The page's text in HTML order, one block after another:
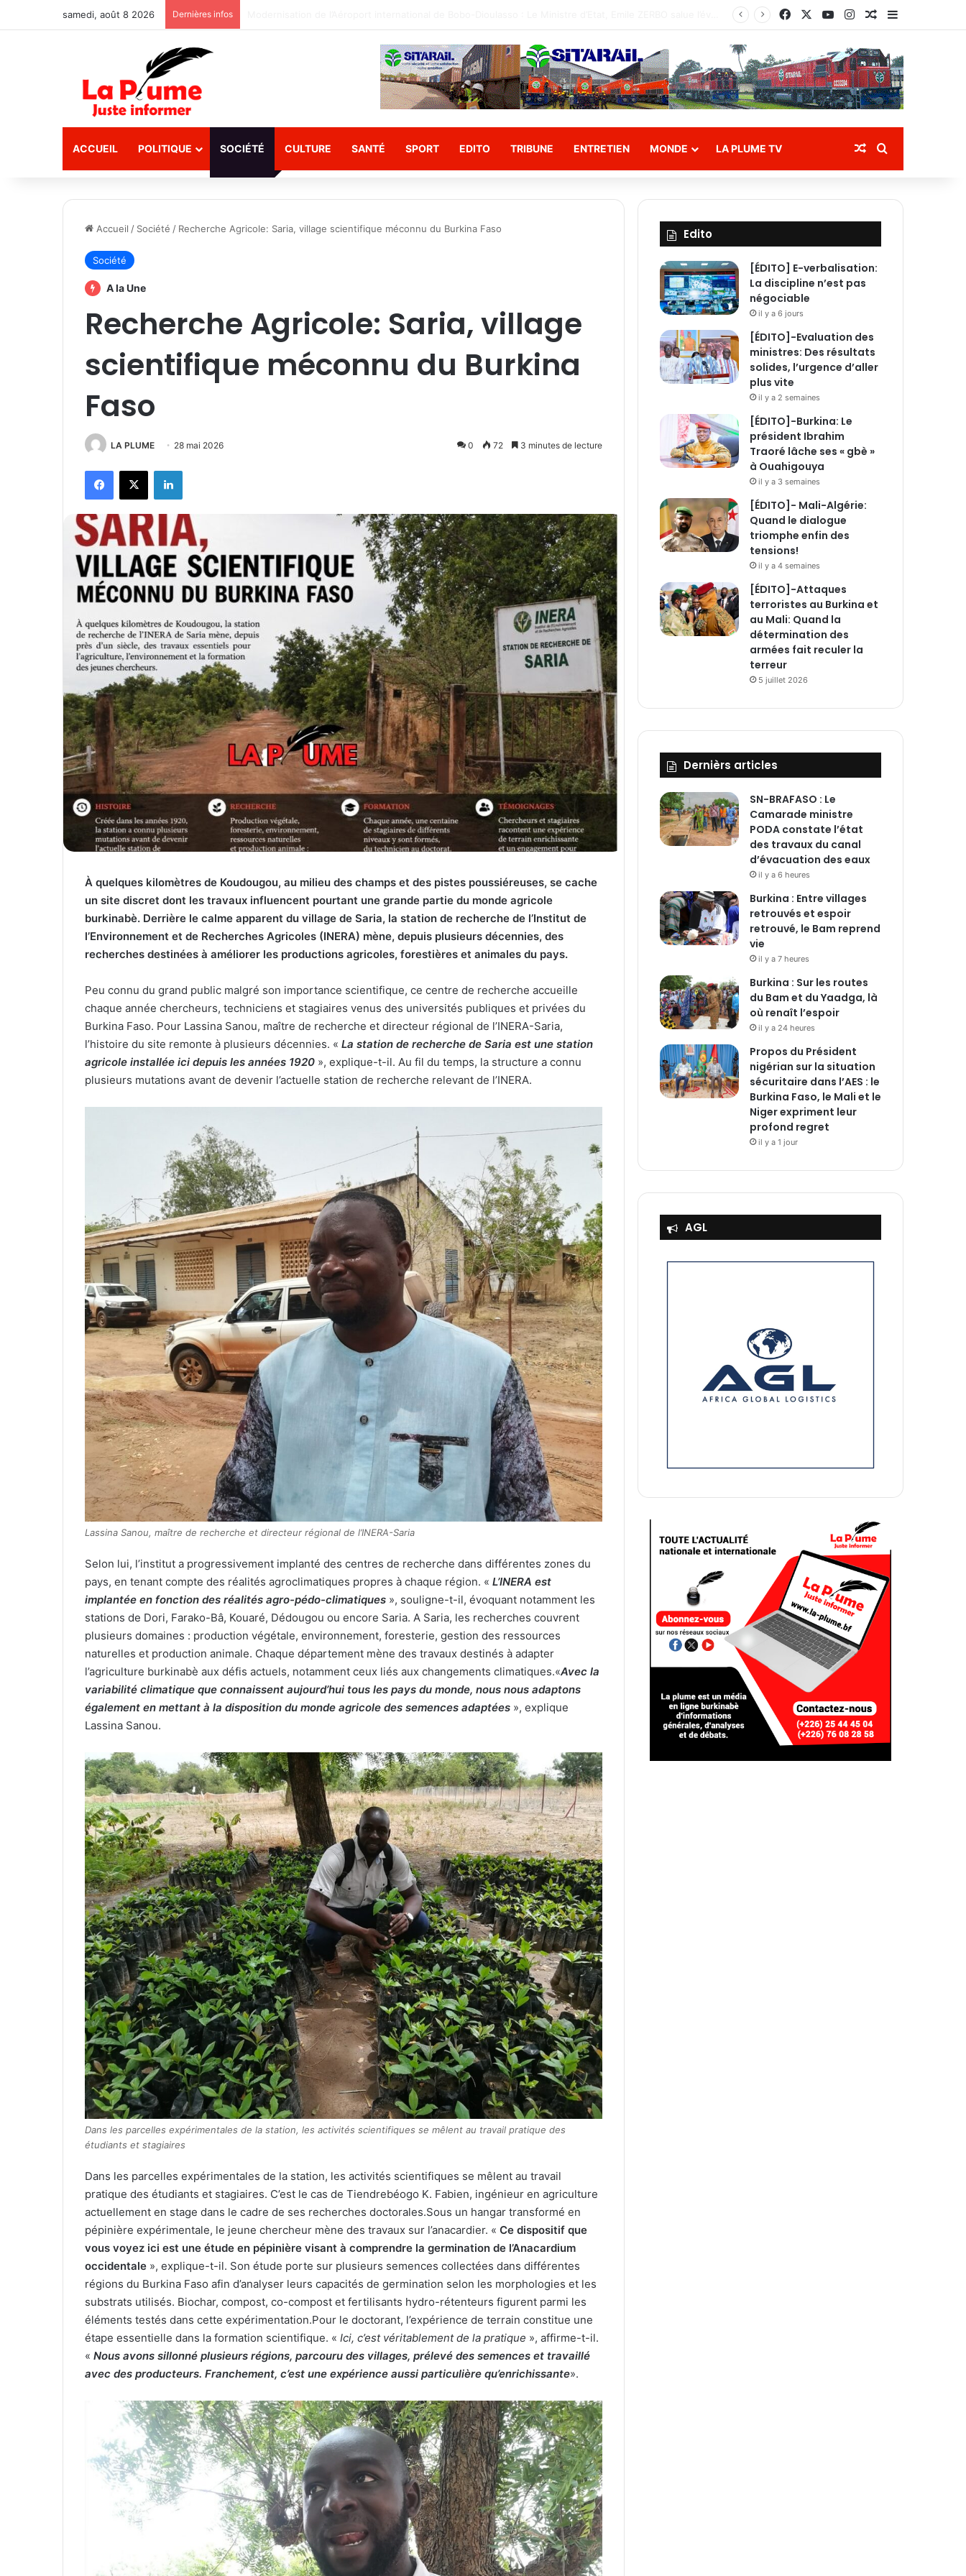
samedi, août 8 2026 Dernières infos Facebook YouTubeInstagramArticle Aléatoire
ACCUEIL POLITIQUE SOCIÉTÉ CULTURE SANTÉ SPORT EDITO TRIBUNE ENTRETIEN MONDE LA PLUME TV Article Aléatoire
Accueil / Société / Recherche Agricole: Saria, village scientifique méconnu du Burkina Faso
Société
A la Une
Recherche Agricole: Saria, village
scientifique méconnu du Burkina
Faso
LA PLUME 28 mai 2026 0 72 3 minutes de lecture
À quelques kilomètres de Koudougou, au milieu des champs et des pistes poussiéreuses, se cache
un site discret dont les travaux influencent pourtant une grande partie du monde agricole
burkinabè. Derrière le calme apparent du village de Saria, la station de recherche de l’Institut de
l’Environnement et de Recherches Agricoles (INERA) mène, depuis plusieurs décennies, des
recherches destinées à améliorer les productions agricoles, forestières et animales du pays.
Peu connu du grand public malgré son importance scientifique, ce centre de recherche accueille
chaque année chercheurs, techniciens et stagiaires venus des universités publiques et privées du
Burkina Faso. Pour Lassina Sanou, maître de recherche et directeur régional de l’INERA-Saria,
l’histoire du site remonte à plusieurs décennies. « La station de recherche de Saria est une station
agricole installée ici depuis les années 1920 », explique-t-il. Au fil du temps, la structure a connu
plusieurs mutations avant de devenir l’actuelle station de recherche relevant de l’INERA.
Lassina Sanou, maître de recherche et directeur régional de l’INERA-Saria
Selon lui, l’institut a progressivement implanté des centres de recherche dans différentes zones du
pays, en tenant compte des réalités agroclimatiques propres à chaque région. « L’INERA est
implantée en fonction des réalités agro-pédo-climatiques », souligne-t-il, évoquant notamment les
stations de Dori, Farako-Bâ, Kouaré, Dédougou ou encore Saria. A Saria, les recherches couvrent
plusieurs domaines : production végétale, environnement, foresterie, gestion des ressources
naturelles et production animale. Chaque département mène des travaux destinés à adapter
l’agriculture burkinabè aux défis actuels, notamment ceux liés aux changements climatiques.«Avec la
variabilité climatique que connaissent aujourd’hui tous les pays du monde, nous nous adaptons
également en mettant à la disposition du monde agricole des semences adaptées », explique
Lassina Sanou.
Dans les parcelles expérimentales de la station, les activités scientifiques se mêlent au travail pratique des
étudiants et stagiaires
Dans les parcelles expérimentales de la station, les activités scientifiques se mêlent au travail
pratique des étudiants et stagiaires. C’est le cas de Tiendrebéogo K. Fabien, ingénieur en agriculture
actuellement en stage dans le cadre de ses recherches doctorales.Sous un hangar transformé en
pépinière expérimentale, le jeune chercheur mène des travaux sur l’anacardier. « Ce dispositif que
vous voyez ici est une étude en pépinière visant à comprendre la germination de l’Anacardium
occidentale », explique-t-il. Son étude porte sur plusieurs semences collectées dans différentes
régions du Burkina Faso afin d’analyser leurs capacités de germination selon les morphologies et les
substrats utilisés. Biochar, compost, co-compost et fertilisants hydro-rétenteurs figurent parmi les
éléments testés dans cette expérimentation.Pour le doctorant, l’expérience de terrain constitue une
étape essentielle dans la formation scientifique. « Ici, c’est véritablement de la pratique », affirme-t-il.
« Nous avons sillonné plusieurs régions, parcouru des villages, prélevé des semences et travaillé
avec des producteurs. Franchement, c’est une expérience aussi particulière qu’enrichissante».
Edito
[ÉDITO] E-verbalisation:
La discipline n’est pas
négociable
il y a 6 jours
[ÉDITO]-Evaluation des
ministres: Des résultats
solides, l’urgence d’aller
plus vite
il y a 2 semaines
[ÉDITO]-Burkina: Le
président Ibrahim
Traoré lâche ses « gbè »
à Ouahigouya
il y a 3 semaines
[ÉDITO]- Mali-Algérie:
Quand le dialogue
triomphe enfin des
tensions!
il y a 4 semaines
[ÉDITO]-Attaques
terroristes au Burkina et
au Mali: Quand la
détermination des
armées fait reculer la
terreur
5 juillet 2026
Dernièrs articles
SN-BRAFASO : Le
Camarade ministre
PODA constate l’état
des travaux du canal
d’évacuation des eaux
il y a 6 heures
Burkina : Entre villages
retrouvés et espoir
retrouvé, le Bam reprend
vie
il y a 7 heures
Burkina : Sur les routes
du Bam et du Yaadga, là
où renaît l’espoir
il y a 24 heures
Propos du Président
nigérian sur la situation
sécuritaire dans l’AES : le
Burkina Faso, le Mali et le
Niger expriment leur
profond regret
il y a 1 jour
AGL